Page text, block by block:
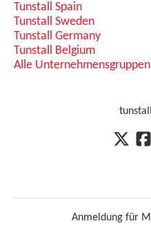
Tunstall Spain
Tunstall Sweden
Tunstall Germany
Tunstall Belgium
Alle Unternehmensgruppen
Anmeldung für